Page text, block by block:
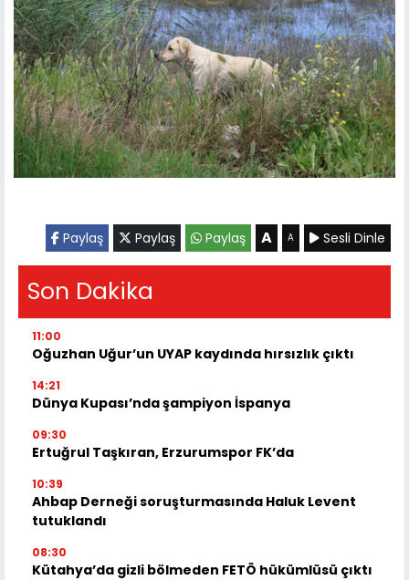
Paylaş Paylaş Paylaş A A Sesli Dinle
Son Dakika
11:00
Oğuzhan Uğur’un UYAP kaydında hırsızlık çıktı
14:21
Dünya Kupası’nda şampiyon İspanya
09:30
Ertuğrul Taşkıran, Erzurumspor FK’da
10:39
Ahbap Derneği soruşturmasında Haluk Levent
tutuklandı
08:30
Kütahya’da gizli bölmeden FETÖ hükümlüsü çıktı